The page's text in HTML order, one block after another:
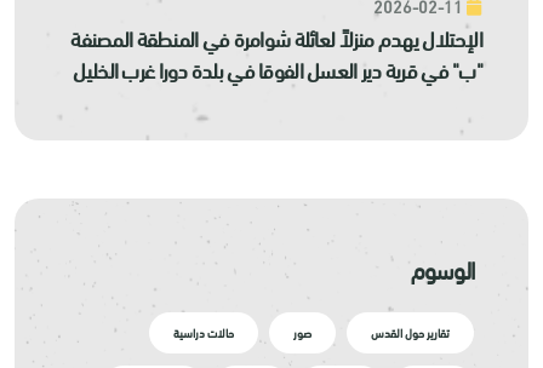
الإحتلال يهدم منزلاً لعائلة شوامرة في المنطقة المصنفة
"ب" في قرية دير العسل الفوقا في بلدة دورا غرب الخليل
الوسوم
تقارير حول القدس صور حالات دراسية